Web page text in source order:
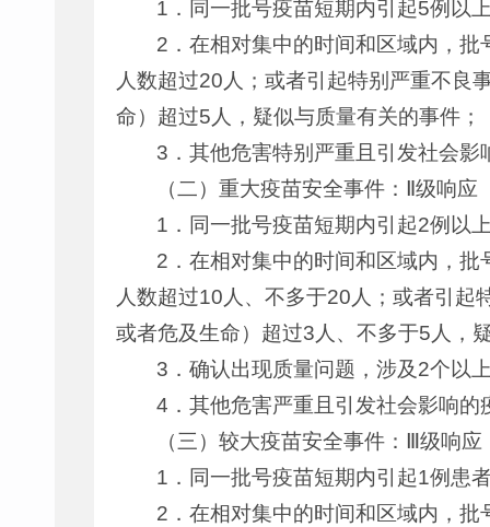
1．同一批号疫苗短期内引起5例以
2．在相对集中的时间和区域内，
人数超过20人；或者引起特别严重不良
命）超过5人，疑似与质量有关的事件；
3．其他危害特别严重且引发社会
（二）重大疫苗安全事件：Ⅱ级响应
1．同一批号疫苗短期内引起2例以
2．在相对集中的时间和区域内，
人数超过10人、不多于20人；或者引起
或者危及生命）超过3人、不多于5人，
3．确认出现质量问题，涉及2个以
4．其他危害严重且引发社会影响的
（三）较大疫苗安全事件：Ⅲ级响应
1．同一批号疫苗短期内引起1例患
2．在相对集中的时间和区域内，